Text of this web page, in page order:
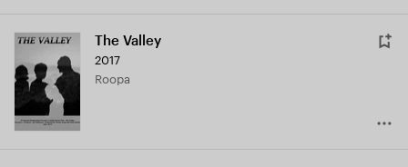
The Valley
2017
Roopa